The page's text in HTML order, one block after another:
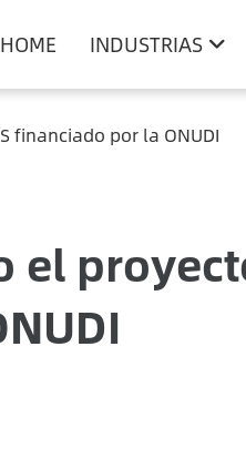
HOME INDUSTRIAS
financiado por la ONUDI
el